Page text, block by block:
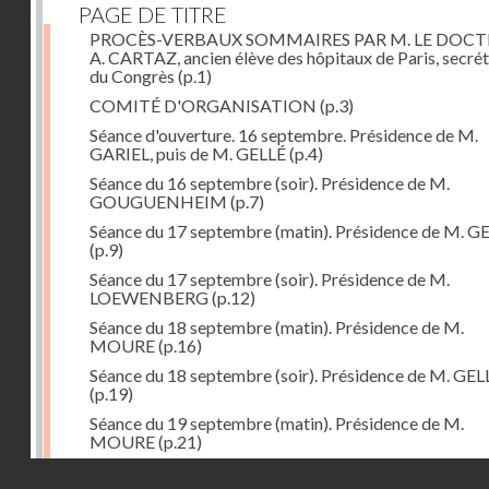
PAGE DE TITRE
PROCÈS-VERBAUX SOMMAIRES PAR M. LE
A. CARTAZ, ancien élève des hôpitaux de Paris,
du Congrès (p.1)
COMITÉ D'ORGANISATION (p.3)
Séance d'ouverture. 16 septembre. Présidence de M.
GARIEL, puis de M. GELLÉ(p.4)
Séance du 16 septembre (soir). Présidence de M.
GOUGUENHEIM (p.7)
Séance du 17 septembre (matin). Présidence de M.
(p.9)
Séance du 17 septembre (soir). Présidence de M.
LOEWENBERG(p.12)
Séance du 18 septembre (matin). Présidence de M.
MOURE(p.16)
Séance du 18 septembre (soir). Présidence de M.
(p.19)
Séance du 19 septembre (matin). Présidence de M.
MOURE(p.21)